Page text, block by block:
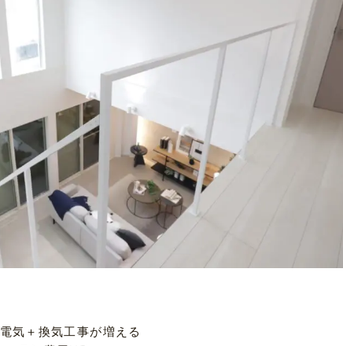
気＋換気工事が増える